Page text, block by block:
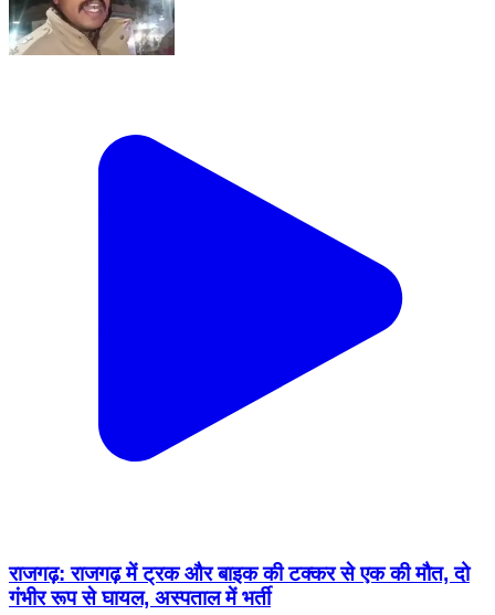
राजगढ़: राजगढ़ में ट्रक और बाइक की टक्कर से एक की मौत, दो
गंभीर रूप से घायल, अस्पताल में भर्ती